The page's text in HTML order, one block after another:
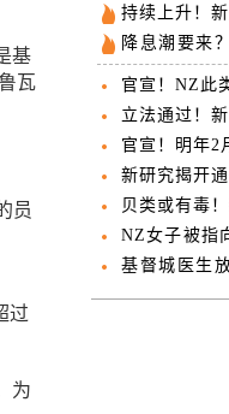
基
瓦
员
过
为
NZ十个工地
持续上升！
播
降息潮要来
利率
官宣！NZ此
立法通过！
官宣！明年2
薪酬门槛或
新研究揭开
改变一个习惯
贝类或有毒
采勿食
NZ女子被指
直接“睡过头”
基督城医生
前老板